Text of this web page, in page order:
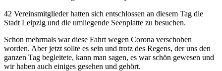
42 Vereinsmitglieder hatten sich entschlossen an diesem Tag die
Stadt Leipzig und die umliegende Seenplatte zu besuchen.
Schon mehrmals war diese Fahrt wegen Corona verschoben
worden. Aber jetzt sollte es sein und trotz des Regens, der uns den
ganzen Tag begleitete, kann man sagen, es war schön gewesen und
wir haben auch einiges gesehen und gehört.